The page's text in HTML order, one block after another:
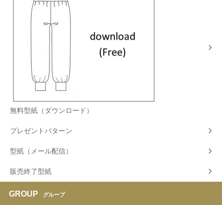
無料型紙（ダウンロード）
プレゼントパターン
型紙（メール配信）
販売終了型紙
GROUP グループ